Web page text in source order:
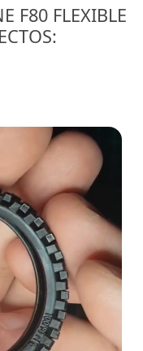
F80 FLEXIBLE